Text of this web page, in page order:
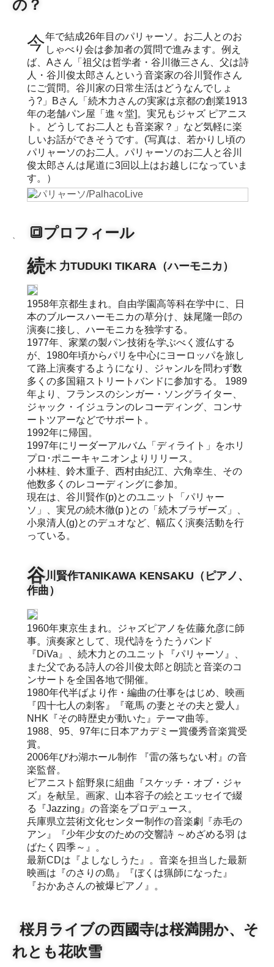
の？
今年で結成26年目のパリャーソ。お二人とのお しゃべり会は参加者の質問で進みます。例え
ば、Aさん「祖父は哲学者・谷川徹三さん、父は詩
人・谷川俊太郎さんという音楽家の谷川賢作さん
にご質問。谷川家の日常生活はどうなんでしょ
う?」Bさん「続木力さんの実家は京都の創業1913
年の老舗パン屋「進々堂]。実兄もジャズ ピアニス
ト。どうしてお二人とも音楽家？」など気軽に楽
しいお話ができそうです。(写真は、若かりし頃の
パリャーソのお二人。パリャーソのお二人と谷川
俊太郎さんは尾道に3回以上はお越しになっていま
す。）
、 🔳プロフィール
続木 力TUDUKI TIKARA（ハーモニカ）
1958年京都生まれ。自由学園高等科在学中に、日
本のブルースハーモニカの草分け、妹尾隆一郎の
演奏に接し、ハーモニカを独学する。
1977年、家業の製パン技術を学ぶべく渡仏する
が、1980年頃からパリを中心にヨーロッパを旅し
て路上演奏するようになり、ジャンルを問わず数
多くの多国籍ストリートバンドに参加する。 1989
年より、フランスのシンガー・ソングライター、
ジャック・イジュランのレコーディング、コンサ
ートツアーなどでサポート。
1992年に帰国。
1997年にリーダーアルバム「ディライト」をホリ
プロ･ポニーキャニオンよりリリース。
小林桂、鈴木重子、西村由紀江、六角幸生、その
他数多くのレコーディングに参加。
現在は、谷川賢作(p)とのユニット「パリャー
ソ」、実兄の続木徹(p )との「続木ブラザーズ」、
小泉清人(g)とのデュオなど、幅広く演奏活動を行
っている。
谷川賢作TANIKAWA KENSAKU（ピアノ、
作曲）
1960年東京生まれ。ジャズピアノを佐藤允彦に師
事。演奏家として、現代詩をうたうバンド
『DiVa』、続木力とのユニット『パリャーソ』、
また父である詩人の谷川俊太郎と朗読と音楽のコ
ンサートを全国各地で開催。
1980年代半ばより作・編曲の仕事をはじめ、映画
『四十七人の刺客』『竜馬 の妻とその夫と愛人』
NHK『その時歴史が動いた』テーマ曲等。
1988、95、97年に日本アカデミー賞優秀音楽賞受
賞。
2006年びわ湖ホール制作 『雷の落ちない村』の音
楽監督。
ピアニスト舘野泉に組曲『スケッチ・オブ・ジャ
ズ』を献呈。画家、山本容子の絵とエッセイで綴
る『Jazzing』の音楽をプロデュース。
兵庫県立芸術文化センター制作の音楽劇『赤毛の
アン』『少年少女のための交響詩 ～めざめる羽 は
ばたく四季～』。
最新CDは『よしなしうた』。音楽を担当した最新
映画は『のさりの島』『ぼくは猟師になった』
『おかあさんの被爆ピアノ』。
桜月ライブの西國寺は桜満開か、そ
れとも花吹雪